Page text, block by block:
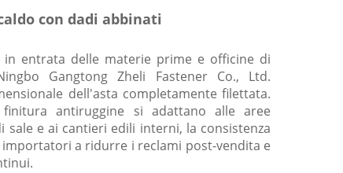
con dadi abbinati
in entrata delle materie prime e officine di
Gangtong Zheli Fastener Co., Ltd.
dell'asta completamente filettata.
antiruggine si adattano alle aree
e ai cantieri edili interni, la consistenza
a ridurre i reclami post-vendita e